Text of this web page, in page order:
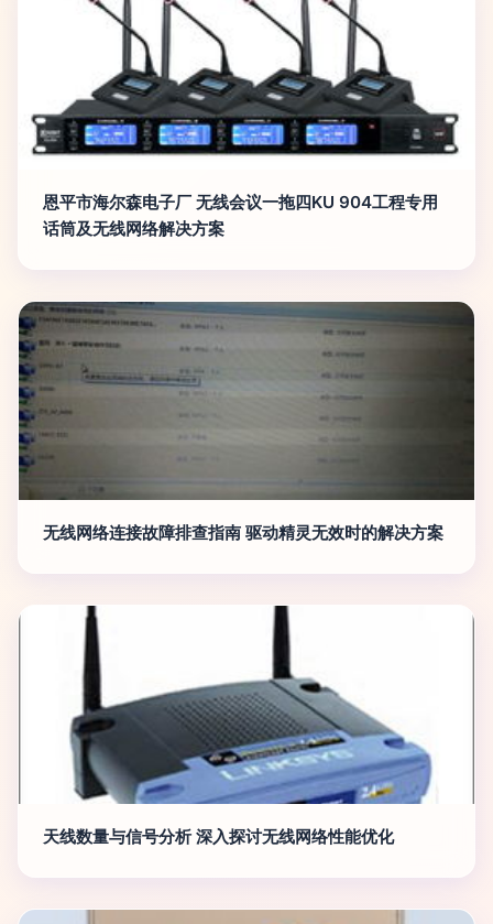
恩平市海尔森电子厂 无线会议一拖四KU 904工程专用
话筒及无线网络解决方案
无线网络连接故障排查指南 驱动精灵无效时的解决方案
天线数量与信号分析 深入探讨无线网络性能优化